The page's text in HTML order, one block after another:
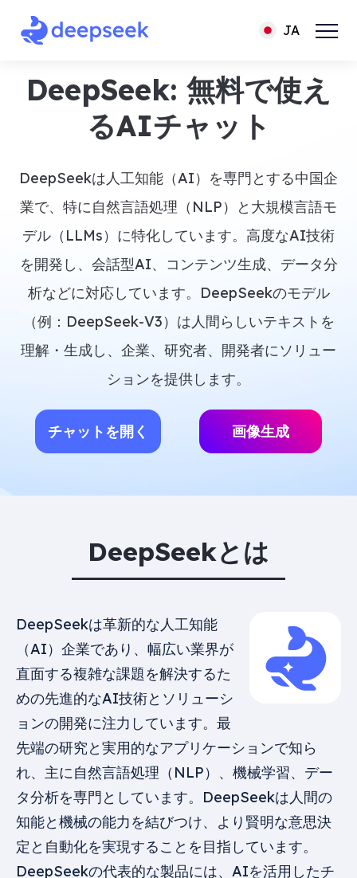
JA
DeepSeek: 無料で使え
るAIチャット
DeepSeekは人工知能（AI）を専門とする中国企
業で、特に自然言語処理（NLP）と大規模言語モ
デル（LLMs）に特化しています。高度なAI技術
を開発し、会話型AI、コンテンツ生成、データ分
析などに対応しています。DeepSeekのモデル
（例：DeepSeek-V3）は人間らしいテキストを
理解・生成し、企業、研究者、開発者にソリュー
ションを提供します。
チャットを開く 画像生成
DeepSeekとは
DeepSeekは革新的な人工知能
（AI）企業であり、幅広い業界が
直面する複雑な課題を解決するた
めの先進的なAI技術とソリューシ
ョンの開発に注力しています。最
先端の研究と実用的なアプリケーションで知ら
れ、主に自然言語処理（NLP）、機械学習、デー
タ分析を専門としています。DeepSeekは人間の
知能と機械の能力を結びつけ、より賢明な意思決
定と自動化を実現することを目指しています。
DeepSeekの代表的な製品には、AIを活用したチ